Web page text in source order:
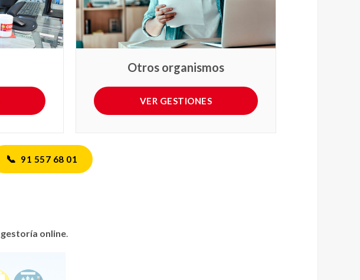
Otros organismos
VER GESTIONES
📞 91 557 68 01
gestoría online.